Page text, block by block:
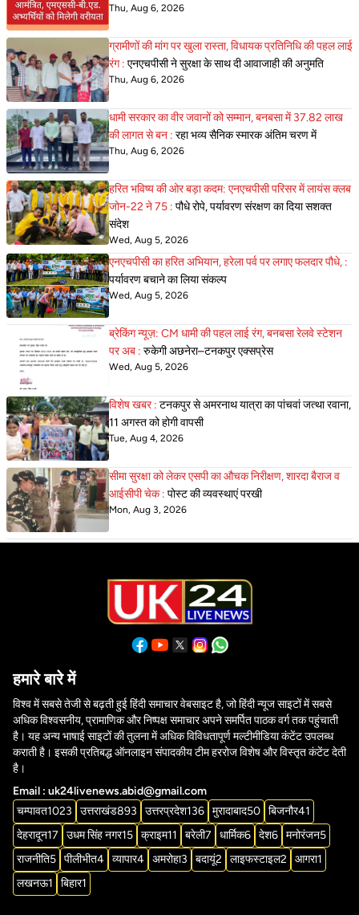
Thu, Aug 6, 2026
ग्रामीणों की मांग पर खुला रास्ता, विधायक प्रतिनिधि की पहल लाई
रंग : एनएचपीसी ने सुरक्षा के साथ दी आवाजाही की अनुमति
Thu, Aug 6, 2026
धामी सरकार का वीर जवानों को सम्मान, बनबसा में 37.82 लाख
की लागत से बन : रहा भव्य सैनिक स्मारक अंतिम चरण में
Thu, Aug 6, 2026
हरित भविष्य की ओर बड़ा कदम: एनएचपीसी परिसर में लायंस क्लब
जोन-22 ने 75 : पौधे रोपे, पर्यावरण संरक्षण का दिया सशक्त
संदेश
Wed, Aug 5, 2026
एनएचपीसी का हरित अभियान, हरेला पर्व पर लगाए फलदार पौधे, :
पर्यावरण बचाने का लिया संकल्प
Wed, Aug 5, 2026
ब्रेकिंग न्यूज़: CM धामी की पहल लाई रंग, बनबसा रेलवे स्टेशन
पर अब : रुकेगी अछनेरा–टनकपुर एक्सप्रेस
Wed, Aug 5, 2026
विशेष खबर : टनकपुर से अमरनाथ यात्रा का पांचवां जत्था रवाना,
11 अगस्त को होगी वापसी
Tue, Aug 4, 2026
सीमा सुरक्षा को लेकर एसपी का औचक निरीक्षण, शारदा बैराज व
आईसीपी चेक : पोस्ट की व्यवस्थाएं परखी
Mon, Aug 3, 2026
हमारे बारे में
विश्व में सबसे तेजी से बढ़ती हुई हिंदी समाचार वेबसाइट है, जो हिंदी न्यूज साइटों में सबसे
अधिक विश्वसनीय, प्रामाणिक और निष्पक्ष समाचार अपने समर्पित पाठक वर्ग तक पहुंचाती
है। यह अन्य भाषाई साइटों की तुलना में अधिक विविधतापूर्ण मल्टीमीडिया कंटेंट उपलब्ध
कराती है। इसकी प्रतिबद्ध ऑनलाइन संपादकीय टीम हररोज विशेष और विस्तृत कंटेंट देती
है।
Email : uk24livenews.abid@gmail.com
चम्पावत1023 उत्तराखंड893 उत्तरप्रदेश136 मुरादाबाद50 बिजनौर41
देहरादून17 उधम सिंह नगर15 क्राइम11 बरेली7 धार्मिक6 देश6 मनोरंजन5
राजनीति5 पीलीभीत4 व्यापार4 अमरोहा3 बदायूं2 लाइफस्टाइल2 आगरा1
लखनऊ1 बिहार1